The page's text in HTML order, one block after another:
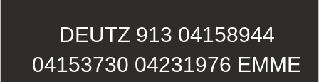
DEUTZ 913 04158944
04153730 04231976 EMME